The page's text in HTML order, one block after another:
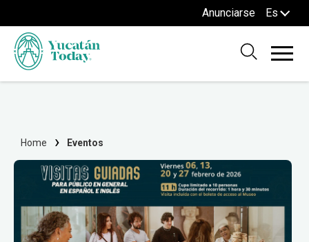
Anunciarse Es
Home Eventos